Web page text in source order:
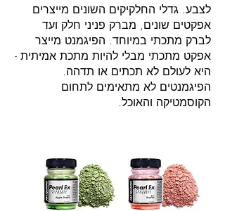
לצבע. גדלי החלקיקים השונים מייצרים
אפקטים שונים, מברק פניני חלק ועד
לברק מתכתי במיוחד. הפיגמנט מייצר
אפקט מתכתי מבלי להיות מתכת אמיתית -
היא לעולם לא תכתים או תדהה.
הפיגמנטים לא מתאימים לתחום
הקוסמטיקה והאוכל.